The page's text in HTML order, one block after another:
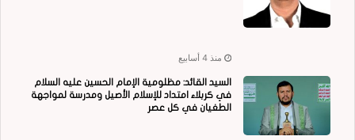
منذ 4 أسابيع
السيد القائد: مظلومية الإمام الحسين عليه السلام
في كربلاء امتداد للإسلام الأصيل ومدرسة لمواجهة
الطغيان في كل عصر